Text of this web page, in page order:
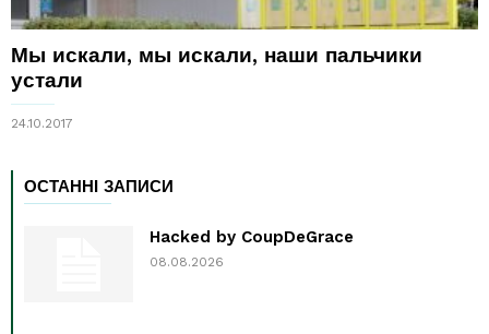
Мы искали, мы искали, наши пальчики
устали
24.10.2017
ОСТАННІ ЗАПИСИ
Hacked by CoupDeGrace
08.08.2026